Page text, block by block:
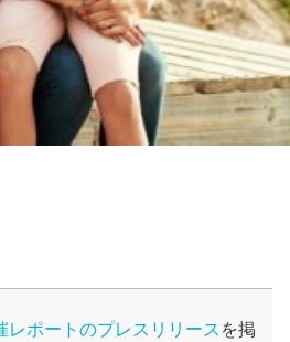
レポートのプレスリリース を掲